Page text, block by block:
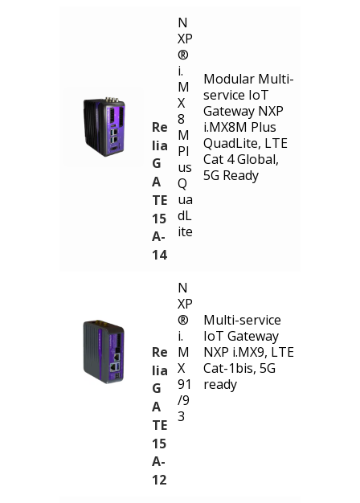
Re
lia
G
A
TE
15
A-
14
N
XP
®
i.
M
X
8
M
Pl
us
Q
ua
dL
ite
Modular Multi-
service IoT
Gateway NXP
i.MX8M Plus
QuadLite, LTE
Cat 4 Global,
5G Ready
Re
lia
G
A
TE
15
A-
12
N
XP
®
i.
M
X
91
/9
3
Multi-service
IoT Gateway
NXP i.MX9, LTE
Cat-1bis, 5G
ready